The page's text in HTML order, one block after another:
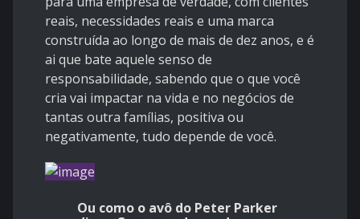
reais, necessidades reais e uma marca
construída ao longo de mais de dez anos, e é
ai que bate aquele senso de
responsabilidade, sabendo que o que você
cria vai impactar na vida e no negócios de
tantas outra famílias, positiva ou
negativamente, tudo depende de você.
Ou como o avô do Peter Parker